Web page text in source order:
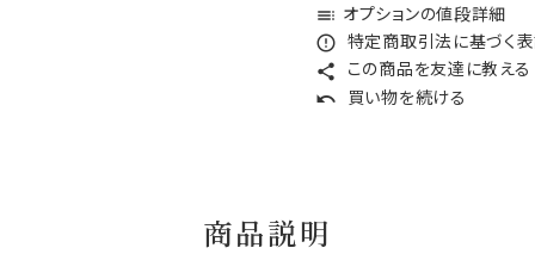
toc オプションの値段詳細
error_outline 特定商取引法に基づく
share この商品を友達に教える
undo 買い物を続ける
商品説明